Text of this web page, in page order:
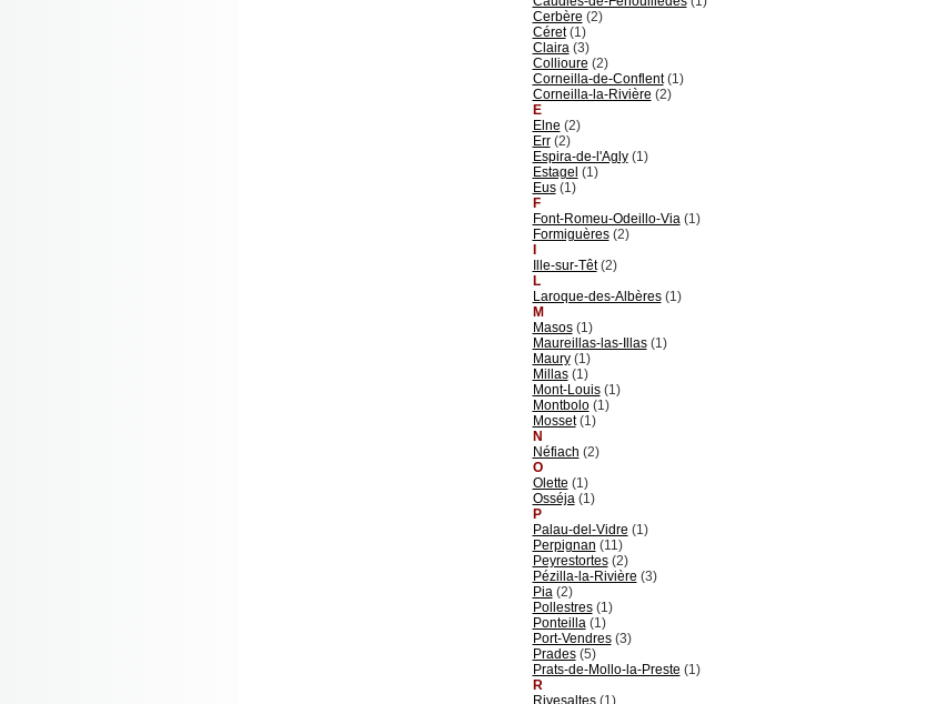
Cerbère (2)
Céret(1)
Claira(3)
Collioure (2)
Corneilla-de-Conflent(1)
Corneilla-la-Rivière (2)
E
Elne (2)
Err(2)
Espira-de-l'Agly(1)
Estagel (1)
Eus(1)
F
Font-Romeu-Odeillo-Via(1)
Formiguères(2)
I
Ille-sur-Têt(2)
L
Laroque-des-Albères(1)
M
Masos(1)
Maureillas-las-Illas(1)
Maury(1)
Millas(1)
Mont-Louis(1)
Montbolo(1)
Mosset(1)
N
Néfiach (2)
O
Olette (1)
Osséja(1)
P
Palau-del-Vidre (1)
Perpignan (11)
Peyrestortes(2)
Pézilla-la-Rivière (3)
Pia(2)
Pollestres(1)
Ponteilla(1)
Port-Vendres(3)
Prades(5)
Prats-de-Mollo-la-Preste (1)
R
Rivesaltes(1)